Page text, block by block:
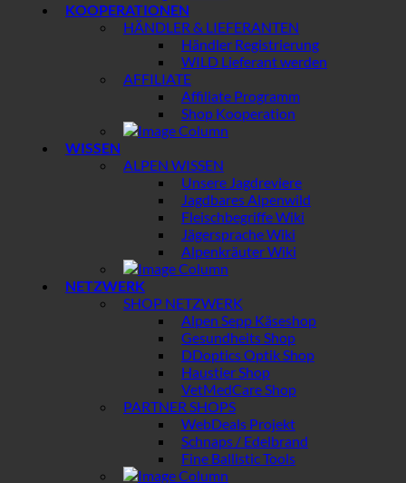
KOOPERATIONEN
HÄNDLER & LIEFERANTEN
Händler Registrierung
WILD Lieferant werden
AFFILIATE
Affiliate Programm
Shop Kooperation
WISSEN
ALPEN WISSEN
Unsere Jagdreviere
Jagdbares Alpenwild
Fleischbegriffe Wiki
Jägersprache Wiki
Alpenkräuter Wiki
NETZWERK
SHOP NETZWERK
Alpen Sepp Käseshop
Gesundheits Shop
DDoptics Optik Shop
Haustier Shop
VetMedCare Shop
PARTNER SHOPS
WebDeals Projekt
Schnaps / Edelbrand
Fine Ballistic Tools